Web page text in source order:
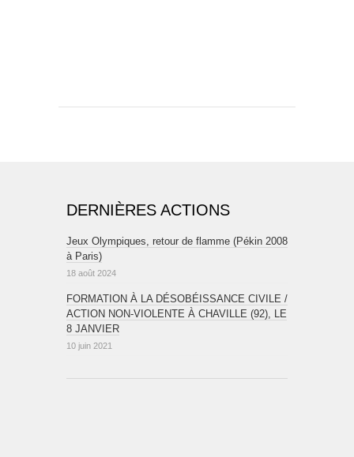
DERNIÈRES ACTIONS
Jeux Olympiques, retour de flamme (Pékin 2008
à Paris)
18 août 2024
FORMATION À LA DÉSOBÉISSANCE CIVILE /
ACTION NON-VIOLENTE À CHAVILLE (92), LE
8 JANVIER
10 juin 2021